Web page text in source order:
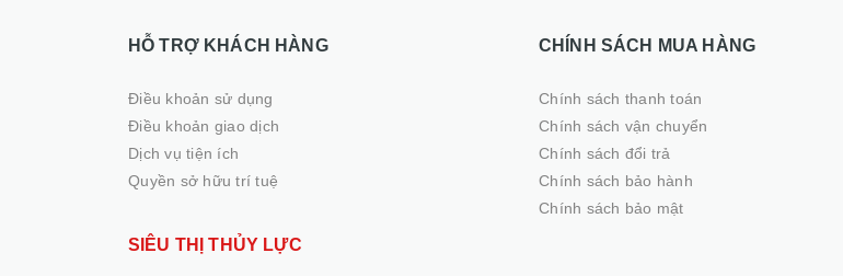
HỖ TRỢ KHÁCH HÀNG
Điều khoản sử dụng
Điều khoản giao dịch
Dịch vụ tiện ích
Quyền sở hữu trí tuệ
CHÍNH SÁCH MUA HÀNG
Chính sách thanh toán
Chính sách vận chuyển
Chính sách đổi trả
Chính sách bảo hành
Chính sách bảo mật
SIÊU THỊ THỦY LỰC